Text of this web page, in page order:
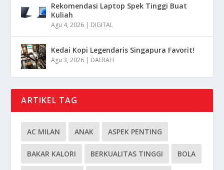
Rekomendasi Laptop Spek Tinggi Buat
Kuliah
Agu 4, 2026 | DIGITAL
Kedai Kopi Legendaris Singapura Favorit!
Agu 3, 2026 | DAERAH
ARTIKEL TAG
AC MILAN ANAK ASPEK PENTING
BAKAR KALORI BERKUALITAS TINGGI BOLA